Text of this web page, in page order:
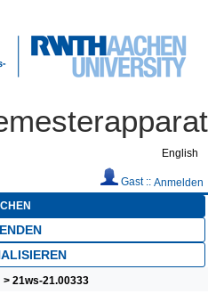
English
Gast :: Anmelden
> 21ws-21.00333